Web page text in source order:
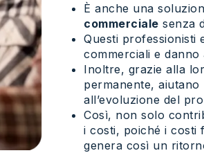
È anche una
commerciale senza
Questi professionisti
commerciali e danno
Inoltre, grazie alla
permanente, aiutano
all’evoluzione del
Così, non solo
i costi, poiché i costi
genera così un